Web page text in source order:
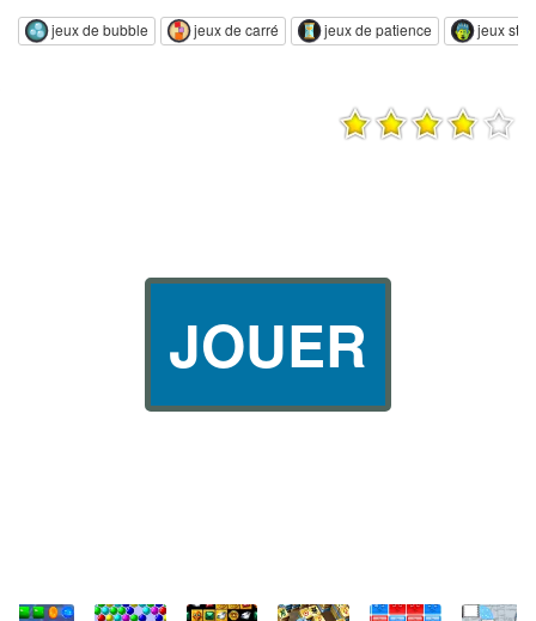
jeux de bubble jeux de carré jeux de patience jeux
JOUER